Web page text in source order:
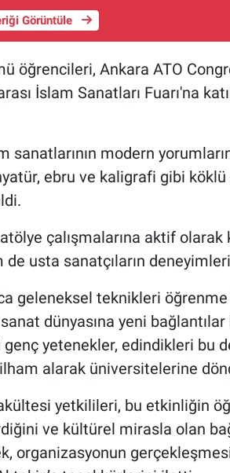
Görüntüle
öğrencileri, Ankara ATO
İslam Sanatları Fuarı'na
sanatlarının modern
ebru ve kaligrafi gibi köklü
çalışmalarına aktif
usta sanatçıların
geleneksel teknikleri öğrenme
dünyasına yeni
genç yetenekler, edindikleri bu
alarak üniversitelerine
yetkilileri, bu etkinliğin
ve kültürel mirasla olan
organizasyonun